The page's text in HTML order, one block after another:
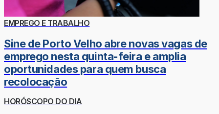
EMPREGO E TRABALHO
Sine de Porto Velho abre novas vagas de
emprego nesta quinta-feira e amplia
oportunidades para quem busca
recolocação
HORÓSCOPO DO DIA